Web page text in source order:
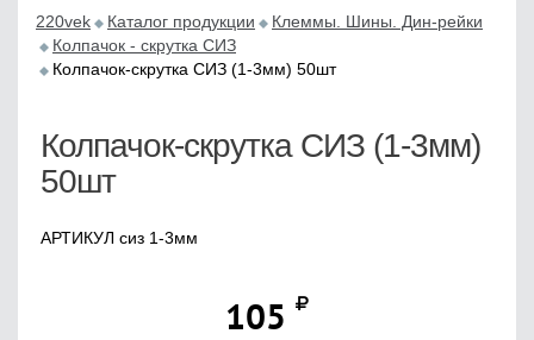
220vek Каталог продукции
Клеммы. Шины. Дин-рейки
Колпачок - скрутка СИЗ
Колпачок-скрутка СИЗ (1-3мм) 50шт
Колпачок-скрутка СИЗ (1-3мм)
50шт
АРТИКУЛ сиз 1-3мм
105